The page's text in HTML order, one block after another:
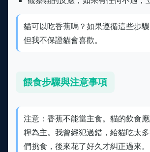
貓可以吃香蕉嗎？如果遵循這些步驟
但我不保證貓會喜歡。
餵食步驟與注意事項
注意：香蕉不能當主食。貓的飲食
糧為主。我曾經犯過錯，給貓吃太
們挑食，後來花了好久才糾正過來。